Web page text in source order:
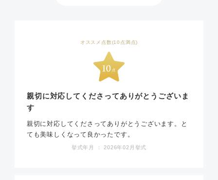
オススメ点数(10点満点)
親切に対応してくださってありがとうございま
す
親切に対応してくださってありがとうございます。と
ても美味しくなって良かったです。
挙式年月 ： 2026年02月挙式